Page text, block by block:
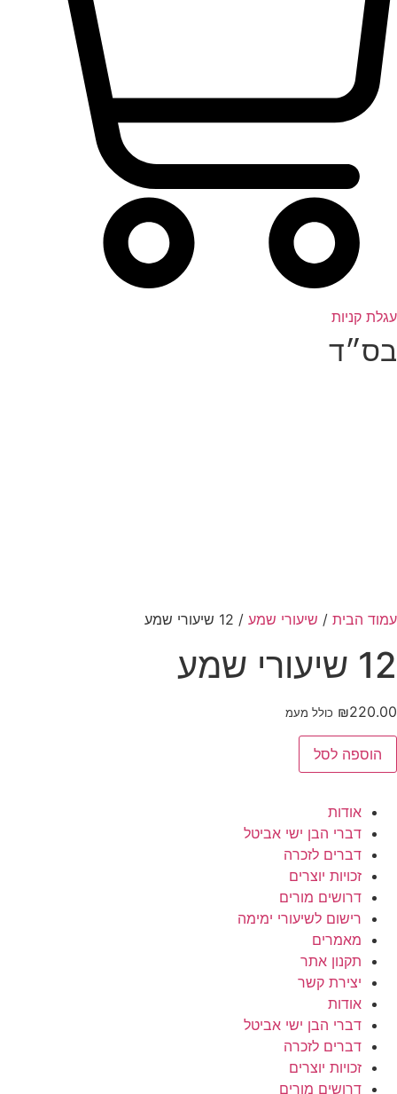
עגלת קניות
בס״ד
עמוד הבית / שיעורי שמע / 12 שיעורי שמע
12 שיעורי שמע
₪220.00 כולל מעמ
כמות
של
12
הוספה לסל
אודות
דברי הבן ישי אביטל
דברים לזכרה
זכויות יוצרים
דרושים מורים
רישום לשיעורי ימימה
מאמרים
תקנון אתר
יצירת קשר
אודות
דברי הבן ישי אביטל
דברים לזכרה
זכויות יוצרים
דרושים מורים